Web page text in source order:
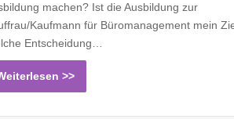
machen? Ist die Ausbildung zur
Kaufmann für Büromanagement mein
Entscheidung…
>>